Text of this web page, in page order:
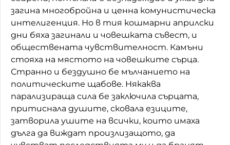
загина многобройна и ценна комунистическа
интелигенция. Но в тия кошмарни априлски
дни бяха загинали и човешката съвест, и
обществената чувствителност. Камъни
стояха на мястото на човешките сърца.
Странно и бездушно бе мълчанието на
политическите щабове. Някаква
парализираща сила бе заключила сърцата,
притиснала душите, сковала езиците,
затворила ушите на всички, които имаха
дълга да виждат произлизащото, да